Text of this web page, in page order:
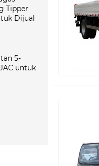
Tipper
Dijual
5-
untuk